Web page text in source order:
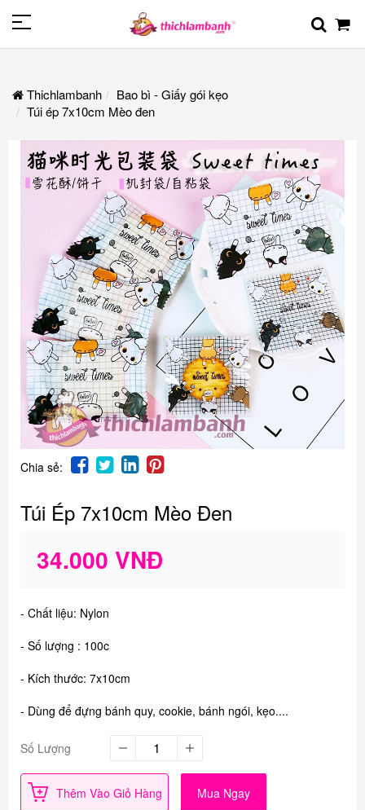
Thichlambanh
Bao bì - Giấy gói kẹo
Túi ép 7x10cm Mèo đen
Chia sẻ:
Túi Ép 7x10cm Mèo Đen
34.000 VNĐ
- Chất liệu: Nylon
- Số lượng : 100c
- Kích thước: 7x10cm
- Dùng để đựng bánh quy, cookie, bánh ngói, kẹo....
Số Lượng
Thêm Vào Giỏ Hàng Mua Ngay